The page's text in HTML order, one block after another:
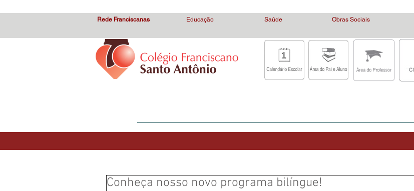
Rede Franciscanas Educação Saúde Obras Sociais
Conheça nosso novo programa bilíngue!